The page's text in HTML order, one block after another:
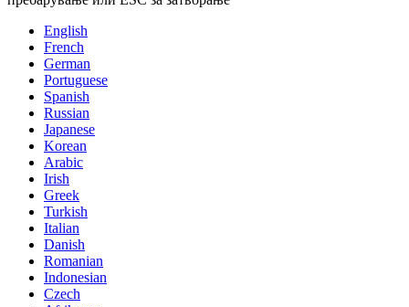
English
French
German
Portuguese
Spanish
Russian
Japanese
Korean
Arabic
Irish
Greek
Turkish
Italian
Danish
Romanian
Indonesian
Czech